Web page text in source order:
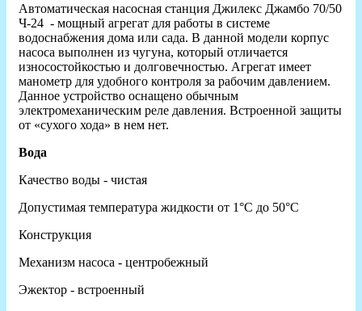
Автоматическая насосная станция Джилекс Джамбо 70/50
Ч-24 - мощный агрегат для работы в системе
водоснабжения дома или сада. В данной модели корпус
насоса выполнен из чугуна, который отличается
износостойкостью и долговечностью. Агрегат имеет
манометр для удобного контроля за рабочим давлением.
Данное устройство оснащено обычным
электромеханическим реле давления. Встроенной защиты
от «сухого хода» в нем нет.
Вода
Качество воды - чистая
Допустимая температура жидкости от 1°C до 50°C
Конструкция
Механизм насоса - центробежный
Эжектор - встроенный